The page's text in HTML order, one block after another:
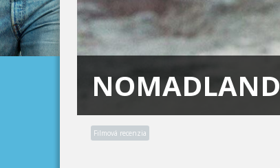
NOMADLAND
Filmová recenzia